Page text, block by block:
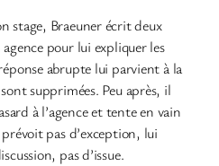
stage, Braeuner écrit deux
pour lui expliquer les
abrupte lui parvient à la
supprimées. Peu après, il
à l’agence et tente en vain
pas d’exception, lui
pas d’issue.